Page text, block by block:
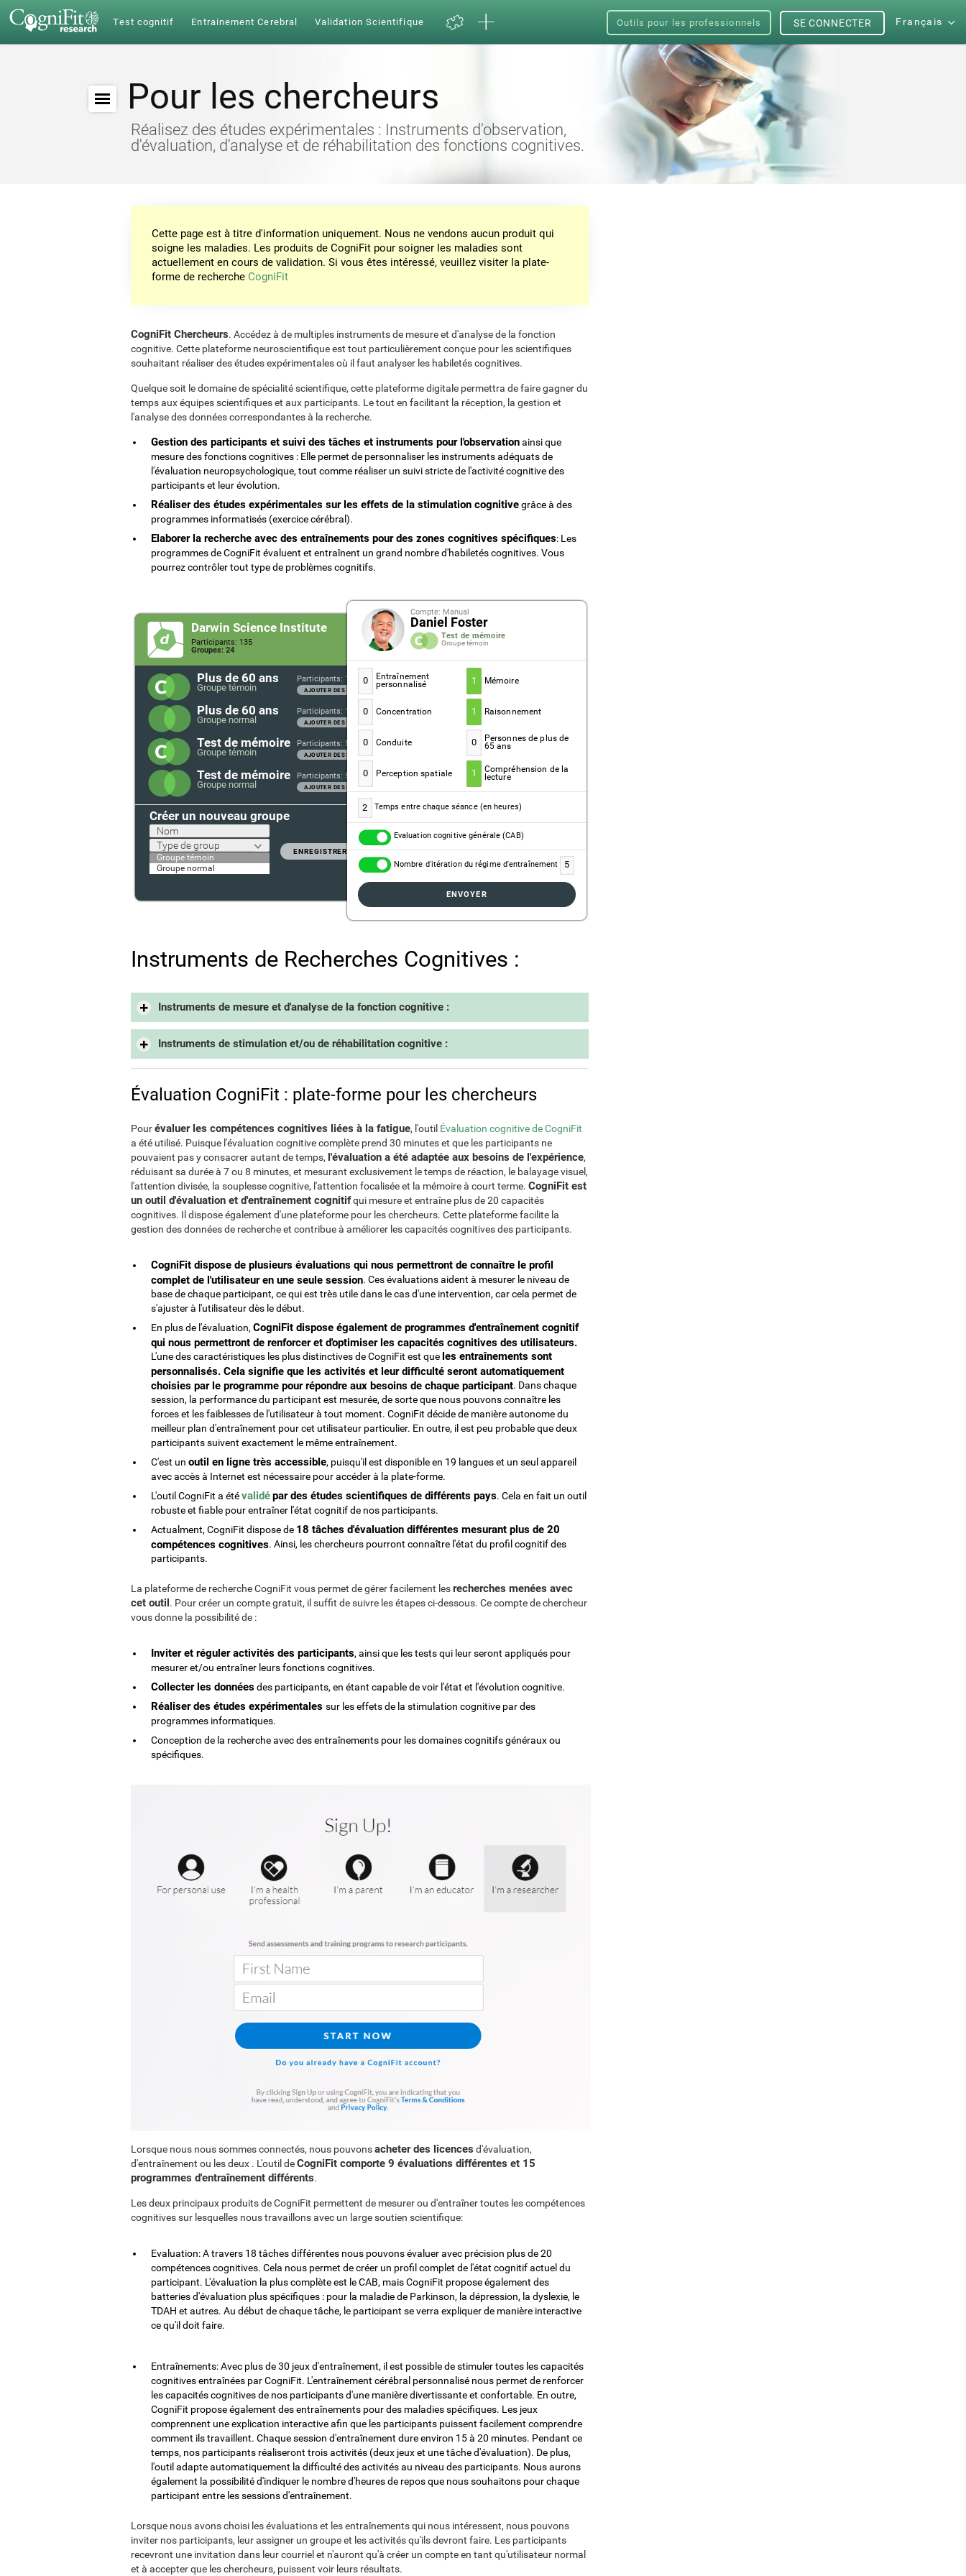
Test cognitif Entrainement Cerebral Validation Scientifique Outils pour les professionnels Français
SE CONNECTER
Pour les chercheurs
Réalisez des études expérimentales : Instruments d'observation,
d'évaluation, d'analyse et de réhabilitation des fonctions cognitives.
Cette page est à titre d'information uniquement. Nous ne vendons aucun produit qui
soigne les maladies. Les produits de CogniFit pour soigner les maladies sont
actuellement en cours de validation. Si vous êtes intéressé, veuillez visiter la plate-
forme de recherche CogniFit
CogniFit Chercheurs. Accédez à de multiples instruments de mesure et d'analyse de la fonction
cognitive. Cette plateforme neuroscientifique est tout particulièrement conçue pour les scientifiques
souhaitant réaliser des études expérimentales où il faut analyser les habiletés cognitives.
Quelque soit le domaine de spécialité scientifique, cette plateforme digitale permettra de faire gagner du
temps aux équipes scientifiques et aux participants. Le tout en facilitant la réception, la gestion et
l'analyse des données correspondantes à la recherche.
Gestion des participants et suivi des tâches et instruments pour l'observationainsi que
mesure des fonctions cognitives : Elle permet de personnaliser les instruments adéquats de
l'évaluation neuropsychologique, tout comme réaliser un suivi stricte de l'activité cognitive des
participants et leur évolution.
Réaliser des études expérimentales sur les effets de la stimulation cognitivegrâce à des
programmes informatisés (exercice cérébral).
Elaborer la recherche avec des entraînements pour des zones cognitives spécifiques: Les
programmes de CogniFit évaluent et entraînent un grand nombre d'habiletés cognitives. Vous
pourrez contrôler tout type de problèmes cognitifs.
Darwin Science Institute
Participants: 135
Groupes: 24
Plus de 60 ans
Groupe témoin
Participants: 11
AJOUTER DES PARTICIPANTS
Plus de 60 ans
Groupe normal
Participants: 11
AJOUTER DES PARTICIPANTS
Test de mémoire
Groupe témoin
Participants: 5
AJOUTER DES PARTICIPANTS
Test de mémoire
Groupe normal
Participants: 5
AJOUTER DES PARTICIPANTS
Créer un nouveau groupe
Nom
Type de group
Groupe témoin
Groupe normal
ENREGISTRER
Compte: Manual
Daniel Foster
Test de mémoire
Groupe témoin
0 Entraînement
personnalisé 1 Mémoire
0 Concentration 1 Raisonnement
0 Conduite 0 Personnes de plus de
65 ans
0 Perception spatiale 1 Compréhension de la
lecture
2 Temps entre chaque séance (en heures)
Evaluation cognitive générale (CAB)
Nombre d'itération du régime d'entraînement 5
ENVOYER
Instruments de Recherches Cognitives :
Instruments de mesure et d'analyse de la fonction cognitive :
Instruments de stimulation et/ou de réhabilitation cognitive :
Évaluation CogniFit : plate-forme pour les chercheurs
Pourévaluer les compétences cognitives liées à la fatigue, l'outil Évaluation cognitive de CogniFit
a été utilisé. Puisque l'évaluation cognitive complète prend 30 minutes et que les participants ne
pouvaient pas y consacrer autant de temps, l'évaluation a été adaptée aux besoins de l'expérience,
réduisant sa durée à 7 ou 8 minutes, et mesurant exclusivement le temps de réaction, le balayage visuel,
l'attention divisée, la souplesse cognitive, l'attention focalisée et la mémoire à court terme. CogniFit est
un outil d'évaluation et d'entraînement cognitifqui mesure et entraîne plus de 20 capacités
cognitives. Il dispose également d'une plateforme pour les chercheurs. Cette plateforme facilite la
gestion des données de recherche et contribue à améliorer les capacités cognitives des participants.
CogniFit dispose de plusieurs évaluations qui nous permettront de connaître le profil
complet de l'utilisateur en une seule session. Ces évaluations aident à mesurer le niveau de
base de chaque participant, ce qui est très utile dans le cas d'une intervention, car cela permet de
s'ajuster à l'utilisateur dès le début.
En plus de l'évaluation,CogniFit dispose également de programmes d'entraînement cognitif
qui nous permettront de renforcer et d'optimiser les capacités cognitives des utilisateurs.
L'une des caractéristiques les plus distinctives de CogniFit est que les entraînements sont
personnalisés. Cela signifie que les activités et leur difficulté seront automatiquement
choisies par le programme pour répondre aux besoins de chaque participant. Dans chaque
session, la performance du participant est mesurée, de sorte que nous pouvons connaître les
forces et les faiblesses de l'utilisateur à tout moment. CogniFit décide de manière autonome du
meilleur plan d'entraînement pour cet utilisateur particulier. En outre, il est peu probable que deux
participants suivent exactement le même entraînement.
C'est un outil en ligne très accessible, puisqu'il est disponible en 19 langues et un seul appareil
avec accès à Internet est nécessaire pour accéder à la plate-forme.
L'outil CogniFit a étévalidépar des études scientifiques de différents pays. Cela en fait un outil
robuste et fiable pour entraîner l'état cognitif de nos participants.
Actualment, CogniFit dispose de 18 tâches d'évaluation différentes mesurant plus de 20
compétences cognitives. Ainsi, les chercheurs pourront connaître l'état du profil cognitif des
participants.
La plateforme de recherche CogniFit vous permet de gérer facilement lesrecherches menées avec
cet outil . Pour créer un compte gratuit, il suffit de suivre les étapes ci-dessous. Ce compte de chercheur
vous donne la possibilité de :
Inviter et réguler activités des participants, ainsi que les tests qui leur seront appliqués pour
mesurer et/ou entraîner leurs fonctions cognitives.
Collecter les donnéesdes participants, en étant capable de voir l'état et l'évolution cognitive.
Réaliser des études expérimentales sur les effets de la stimulation cognitive par des
programmes informatiques.
Conception de la recherche avec des entraînements pour les domaines cognitifs généraux ou
spécifiques.
Lorsque nous nous sommes connectés, nous pouvonsacheter des licences d'évaluation,
d'entraînement ou les deux . L'outil deCogniFit comporte 9 évaluations différentes et 15
programmes d'entraînement différents.
Les deux principaux produits de CogniFit permettent de mesurer ou d'entraîner toutes les compétences
cognitives sur lesquelles nous travaillons avec un large soutien scientifique:
Evaluation: A travers 18 tâches différentes nous pouvons évaluer avec précision plus de 20
compétences cognitives. Cela nous permet de créer un profil complet de l'état cognitif actuel du
participant. L'évaluation la plus complète est le CAB, mais CogniFit propose également des
batteries d'évaluation plus spécifiques : pour la maladie de Parkinson, la dépression, la dyslexie, le
TDAH et autres. Au début de chaque tâche, le participant se verra expliquer de manière interactive
ce qu'il doit faire.
Entraînements: Avec plus de 30 jeux d'entraînement, il est possible de stimuler toutes les capacités
cognitives entraînées par CogniFit. L'entraînement cérébral personnalisé nous permet de renforcer
les capacités cognitives de nos participants d'une manière divertissante et confortable. En outre,
CogniFit propose également des entraînements pour des maladies spécifiques. Les jeux
comprennent une explication interactive afin que les participants puissent facilement comprendre
comment ils travaillent. Chaque session d'entraînement dure environ 15 à 20 minutes. Pendant ce
temps, nos participants réaliseront trois activités (deux jeux et une tâche d'évaluation). De plus,
l'outil adapte automatiquement la difficulté des activités au niveau des participants. Nous aurons
également la possibilité d'indiquer le nombre d'heures de repos que nous souhaitons pour chaque
participant entre les sessions d'entraînement.
Lorsque nous avons choisi les évaluations et les entraînements qui nous intéressent, nous pouvons
inviter nos participants, leur assigner un groupe et les activités qu'ils devront faire. Les participants
recevront une invitation dans leur courriel et n'auront qu'à créer un compte en tant qu'utilisateur normal
et à accepter que les chercheurs, puissent voir leurs résultats.